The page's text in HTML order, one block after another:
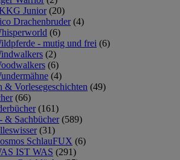
Junior (20)
Drachenbruder (4)
(6)
- mutig und frei (6)
(2)
(6)
(4)
& Vorlesegeschichten (49)
(66)
(161)
& Sachbücher (589)
(31)
SchlauFUX (6)
IST WAS (291)